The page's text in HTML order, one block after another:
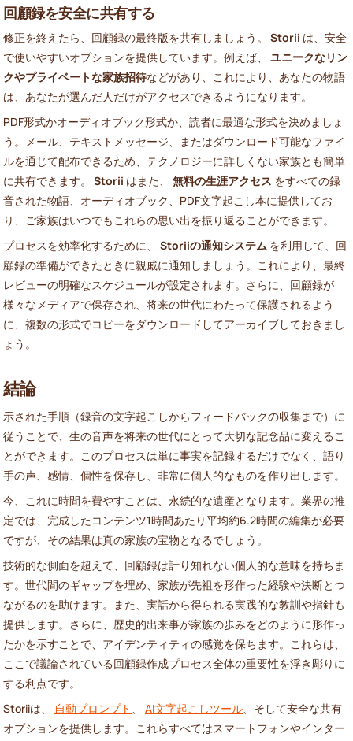
回顧録を安全に共有する
修正を終えたら、回顧録の最終版を共有しましょう。 Storii は、安全
で使いやすいオプションを提供しています。例えば、 ユニークなリン
クやプライベートな家族招待などがあり、これにより、あなたの物語
は、あなたが選んだ人だけがアクセスできるようになります。
PDF形式かオーディオブック形式か、読者に最適な形式を決めましょ
う。メール、テキストメッセージ、またはダウンロード可能なファイ
ルを通じて配布できるため、テクノロジーに詳しくない家族とも簡単
に共有できます。 Storii はまた、 無料の生涯アクセス をすべての録
音された物語、オーディオブック、PDF文字起こし本に提供してお
り、ご家族はいつでもこれらの思い出を振り返ることができます。
プロセスを効率化するために、 Storiiの通知システム を利用して、回
顧録の準備ができたときに親戚に通知しましょう。これにより、最終
レビューの明確なスケジュールが設定されます。さらに、回顧録が
様々なメディアで保存され、将来の世代にわたって保護されるよう
に、複数の形式でコピーをダウンロードしてアーカイブしておきまし
ょう。
結論
示された手順（録音の文字起こしからフィードバックの収集まで）に
従うことで、生の音声を将来の世代にとって大切な記念品に変えるこ
とができます。このプロセスは単に事実を記録するだけでなく、語り
手の声、感情、個性を保存し、非常に個人的なものを作り出します。
今、これに時間を費やすことは、永続的な遺産となります。業界の推
定では、完成したコンテンツ1時間あたり平均約6.2時間の編集が必要
ですが、その結果は真の家族の宝物となるでしょう。
技術的な側面を超えて、回顧録は計り知れない個人的な意味を持ちま
す。世代間のギャップを埋め、家族が先祖を形作った経験や決断とつ
ながるのを助けます。また、実話から得られる実践的な教訓や指針も
提供します。さらに、歴史的出来事が家族の歩みをどのように形作っ
たかを示すことで、アイデンティティの感覚を保ちます。これらは、
ここで議論されている回顧録作成プロセス全体の重要性を浮き彫りに
する利点です。
Storiiは、
自動プロンプト 、 AI文字起こしツール、そして安全な共有
オプションを提供します。これらすべてはスマートフォンやインター